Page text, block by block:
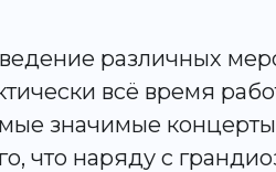
различных
всё время
значимые
что наряду с